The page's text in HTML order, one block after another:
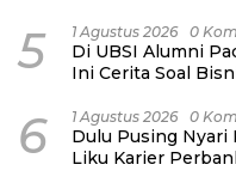
5 1 Agustus 2026 0
Di UBSI Alumni
Ini Cerita Soal
6 1 Agustus 2026 0
Dulu Pusing Nyari
Liku Karier